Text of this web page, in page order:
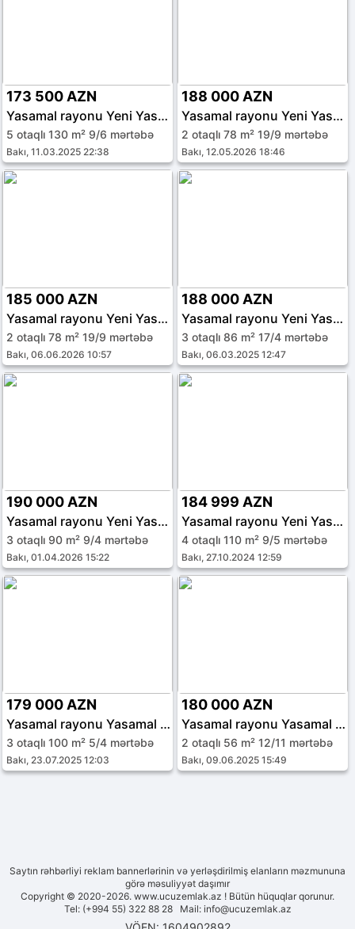
173 500 AZN
Yasamal rayonu Yeni Yasamal qəs.
5 otaqlı 130 m² 9/6 mərtəbə
Bakı, 11.03.2025 22:38
188 000 AZN
Yasamal rayonu Yeni Yasamal qəs.
2 otaqlı 78 m² 19/9 mərtəbə
Bakı, 12.05.2026 18:46
185 000 AZN
Yasamal rayonu Yeni Yasamal qəs.
2 otaqlı 78 m² 19/9 mərtəbə
Bakı, 06.06.2026 10:57
188 000 AZN
Yasamal rayonu Yeni Yasamal qəs.
3 otaqlı 86 m² 17/4 mərtəbə
Bakı, 06.03.2025 12:47
190 000 AZN
Yasamal rayonu Yeni Yasamal qəs.
3 otaqlı 90 m² 9/4 mərtəbə
Bakı, 01.04.2026 15:22
184 999 AZN
Yasamal rayonu Yeni Yasamal qəs.
4 otaqlı 110 m² 9/5 mərtəbə
Bakı, 27.10.2024 12:59
179 000 AZN
Yasamal rayonu Yasamal qəs.
3 otaqlı 100 m² 5/4 mərtəbə
Bakı, 23.07.2025 12:03
180 000 AZN
Yasamal rayonu Yasamal qəs.
2 otaqlı 56 m² 12/11 mərtəbə
Bakı, 09.06.2025 15:49
Saytın rəhbərliyi reklam bannerlərinin və yerləşdirilmiş elanların məzmununa
görə məsuliyyət daşımır
Copyright © 2020-2026. www.ucuzemlak.az ! Bütün hüquqlar qorunur.
Tel: (+994 55) 322 88 28 Mail: info@ucuzemlak.az